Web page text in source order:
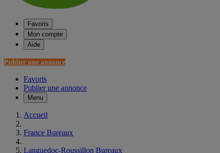
Favoris
Mon compte
Aide
Publier une annonce
Favoris
Publier une annonce
Menu
Accueil
France Bureaux
Languedoc-Roussillon Bureaux